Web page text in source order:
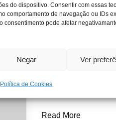
do dispositivo. Consentir com essas
comportamento de navegação ou IDs
consentimento pode afetar
Negar Ver
Política de Cookies
in
ebook 2 A
António Nogueira
A SUCESSÃO
Read More